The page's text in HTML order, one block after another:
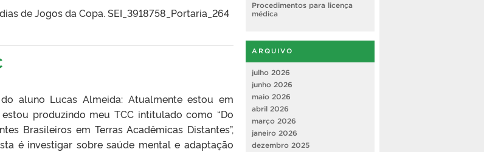
de Jogos da Copa. SEI_3918758_Portaria_264
aluno Lucas Almeida: Atualmente estou em
produzindo meu TCC intitulado como “Do
Brasileiros em Terras Acadêmicas Distantes”,
é investigar sobre saúde mental e adaptação
Procedimentos para licença
médica
ARQUIVO
julho 2026
junho 2026
maio 2026
abril 2026
março 2026
janeiro 2026
dezembro 2025